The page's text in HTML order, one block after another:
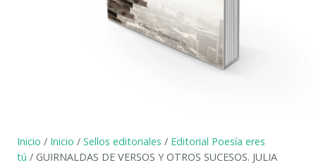
Inicio / Inicio / Sellos editoriales / Editorial Poesía eres
tú / GUIRNALDAS DE VERSOS Y OTROS SUCESOS. JULIA